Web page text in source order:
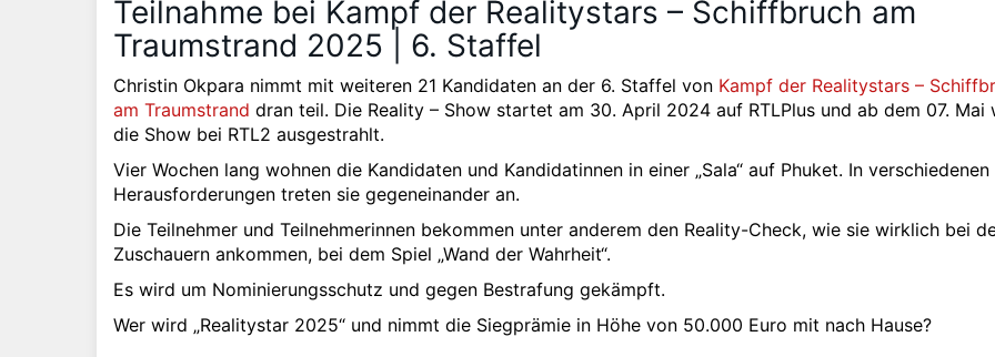
Teilnahme bei Kampf der Realitystars – Schiffbruch am
Traumstrand 2025 | 6. Staffel
Christin Okpara nimmt mit weiteren 21 Kandidaten an der 6. Staffel von Kampf der Realitystars –
am Traumstrand dran teil. Die Reality – Show startet am 30. April 2024 auf RTLPlus und ab dem 07. Mai
die Show bei RTL2 ausgestrahlt.
Vier Wochen lang wohnen die Kandidaten und Kandidatinnen in einer „Sala“ auf Phuket. In verschiedenen
Herausforderungen treten sie gegeneinander an.
Die Teilnehmer und Teilnehmerinnen bekommen unter anderem den Reality-Check, wie sie wirklich bei
Zuschauern ankommen, bei dem Spiel „Wand der Wahrheit“.
Es wird um Nominierungsschutz und gegen Bestrafung gekämpft.
Wer wird „Realitystar 2025“ und nimmt die Siegprämie in Höhe von 50.000 Euro mit nach Hause?